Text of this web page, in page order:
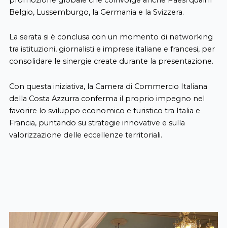
Belgio, Lussemburgo, la Germania e la Svizzera.
La serata si è conclusa con un momento di networking
tra istituzioni, giornalisti e imprese italiane e francesi, per
consolidare le sinergie create durante la presentazione.
Con questa iniziativa, la Camera di Commercio Italiana
della Costa Azzurra conferma il proprio impegno nel
favorire lo sviluppo economico e turistico tra Italia e
Francia, puntando su strategie innovative e sulla
valorizzazione delle eccellenze territoriali.